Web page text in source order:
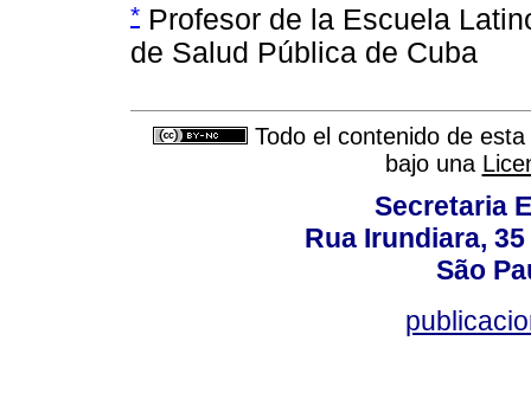
* Profesor de la Escuela
de Salud Pública de Cuba
Todo el contenido de
bajo una
Secretaria
Rua Irundiara,
São